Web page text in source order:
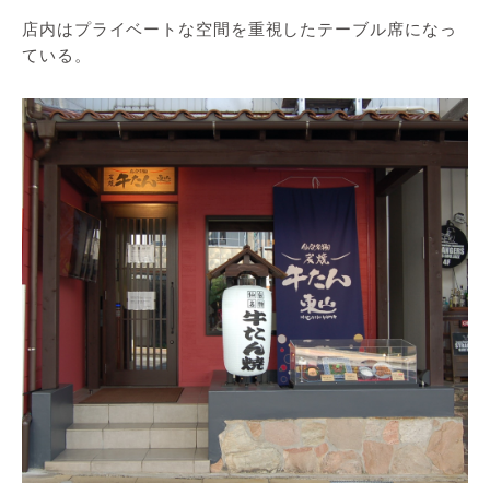
店内はプライベートな空間を重視したテーブル席になっ
ている。